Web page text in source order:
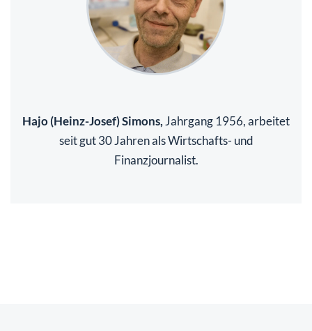
Hajo (Heinz-Josef) Simons, Jahrgang 1956, arbeitet
seit gut 30 Jahren als Wirtschafts- und
Finanzjournalist.